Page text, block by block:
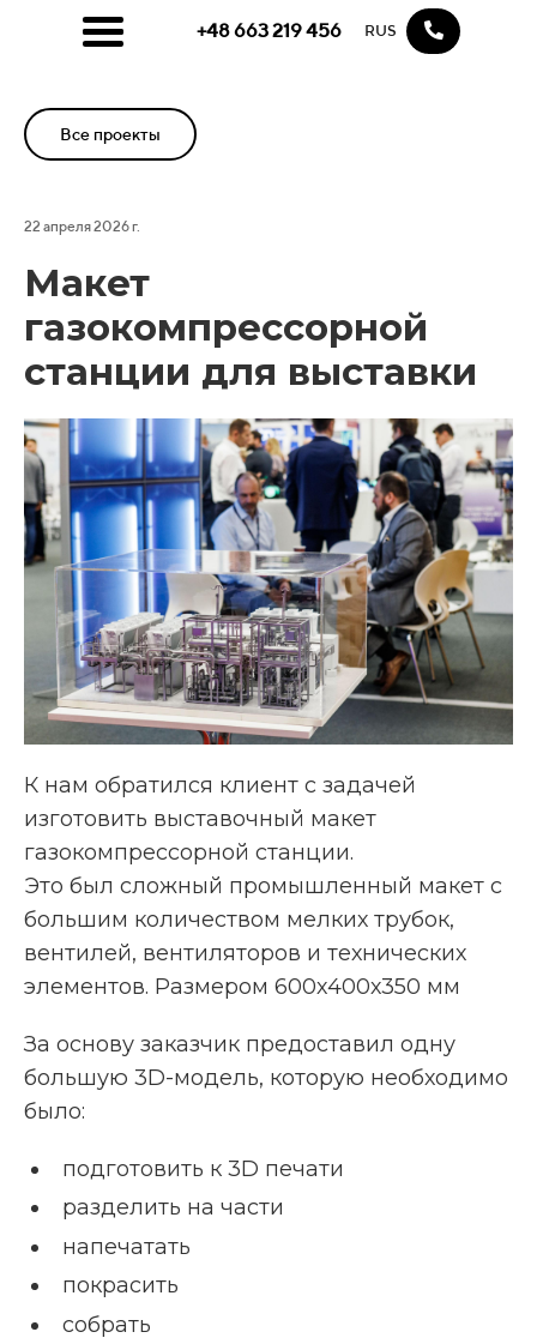
RUS
+48 663 219 456
Все проекты
22 апреля 2026 г.
Макет
газокомпрессорной
станции для выставки
К нам обратился клиент с задачей
изготовить выставочный макет
газокомпрессорной станции.
Это был сложный промышленный макет с
большим количеством мелких трубок,
вентилей, вентиляторов и технических
элементов. Размером 600х400х350 мм
За основу заказчик предоставил одну
большую 3D-модель, которую необходимо
было:
подготовить к 3D печати
разделить на части
напечатать
покрасить
собрать